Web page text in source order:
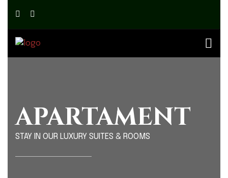
APARTAMENT
STAY IN OUR LUXURY SUITES & ROOMS